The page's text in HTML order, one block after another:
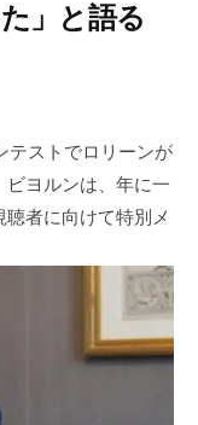
」と語る
テストでロリーンが
ビヨルンは、年に一
者に向けて特別メ